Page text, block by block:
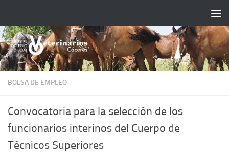
BOLSA DE EMPLEO
Convocatoria para la selección de los
funcionarios interinos del Cuerpo de
Técnicos Superiores